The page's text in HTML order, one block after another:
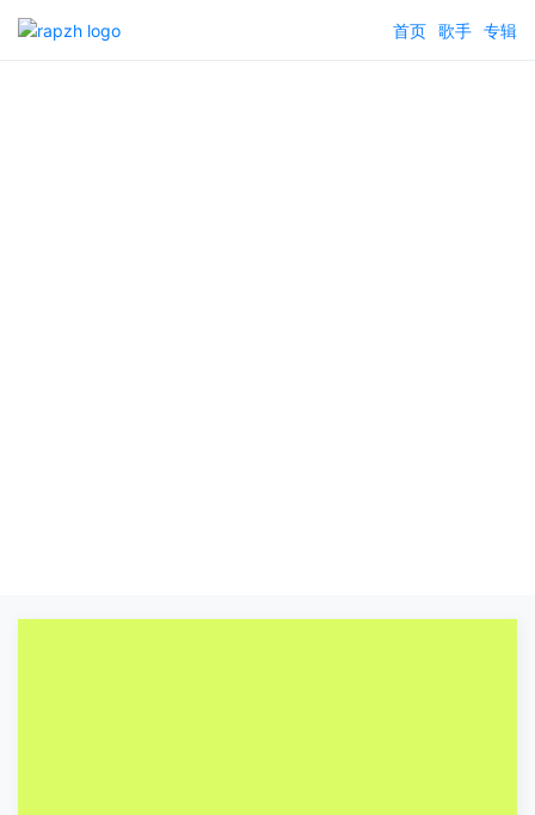
首页 歌手 专辑